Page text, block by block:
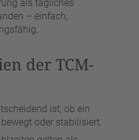
als tägliches
– einfach,
der TCM-
ist, ob ein
oder stabilisiert.